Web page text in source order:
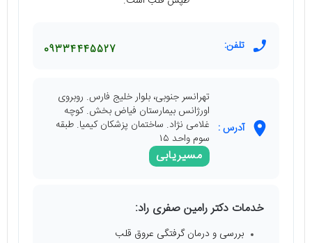
تلفن: 09334445527
آدرس :
تهرانسر جنوبی، بلوار خلیج فارس. روبروی
اورژانس بیمارستان فیاض بخش. کوچه
غلامی نژاد. ساختمان پزشکان کیمیا. طبقه
سوم واحد ۱۵
مسیریابی
خدمات دکتر رامین صفری راد:
بررسی و درمان گرفتگی عروق قلب